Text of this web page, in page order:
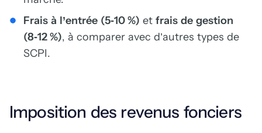
Frais à l’entrée (5‑10 %) et frais de gestion
(8‑12 %), à comparer avec d’autres types de
SCPI.
Imposition des revenus fonciers